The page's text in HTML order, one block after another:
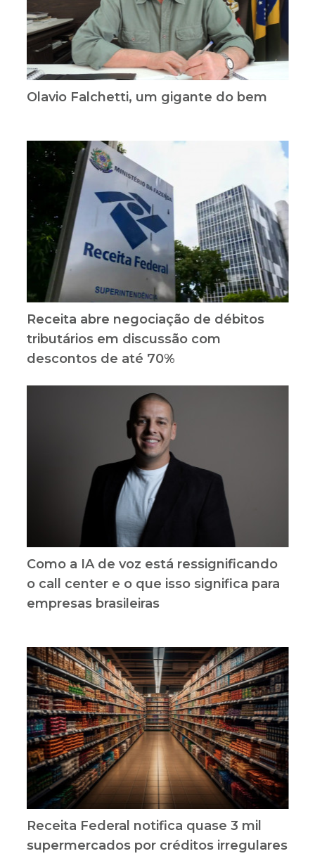
Olavio Falchetti, um gigante do bem
Receita abre negociação de débitos
tributários em discussão com
descontos de até 70%
Como a IA de voz está ressignificando
o call center e o que isso significa para
empresas brasileiras
Receita Federal notifica quase 3 mil
supermercados por créditos irregulares